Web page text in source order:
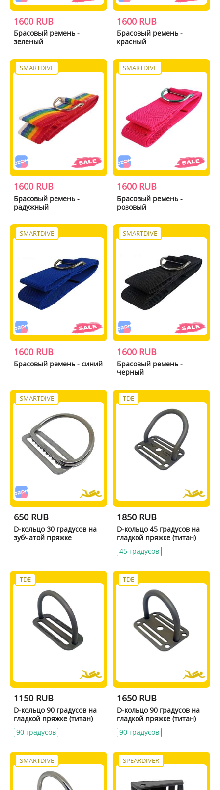
1600 RUB
Брасовый ремень -
зеленый
1600 RUB
Брасовый ремень -
красный
SMARTDIVE
1600 RUB
Брасовый ремень -
радужный
SMARTDIVE
1600 RUB
Брасовый ремень -
розовый
SMARTDIVE
1600 RUB
Брасовый ремень - синий
SMARTDIVE
1600 RUB
Брасовый ремень -
черный
SMARTDIVE
650 RUB
D-кольцо 30 градусов на
зубчатой пряжке
TDE
1850 RUB
D-кольцо 45 градусов на
гладкой пряжке (титан)
45 градусов
TDE
1150 RUB
D-кольцо 90 градусов на
гладкой пряжке (титан)
90 градусов
TDE
1650 RUB
D-кольцо 90 градусов на
гладкой пряжке (титан)
90 градусов
SMARTDIVE SPEARDIVER